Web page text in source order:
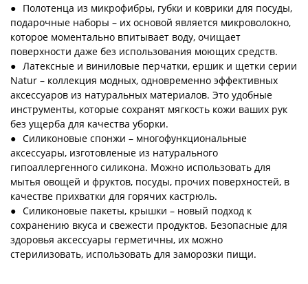
Полотенца из микрофибры, губки и коврики для посуды,
подарочные наборы – их основой является микроволокно,
которое моментально впитывает воду, очищает
поверхности даже без использования моющих средств.
Латексные и виниловые перчатки, ершик и щетки серии
Natur – коллекция модных, одновременно эффективных
аксессуаров из натуральных материалов. Это удобные
инструменты, которые сохранят мягкость кожи ваших рук
без ущерба для качества уборки.
Силиконовые спонжи – многофункциональные
аксессуары, изготовленые из натурального
гипоаллергенного силикона. Можно использовать для
мытья овощей и фруктов, посуды, прочих поверхностей, в
качестве прихватки для горячих кастрюль.
Силиконовые пакеты, крышки – новый подход к
сохранению вкуса и свежести продуктов. Безопасные для
здоровья аксессуары герметичны, их можно
стерилизовать, использовать для заморозки пищи.